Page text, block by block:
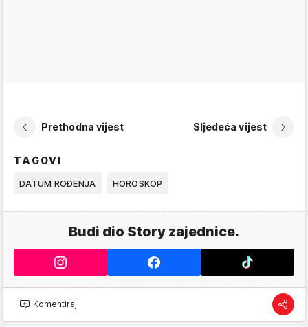
Prethodna vijest Sljedeća vijest
TAGOVI
DATUM ROĐENJA HOROSKOP
Budi dio Story zajednice.
Komentiraj